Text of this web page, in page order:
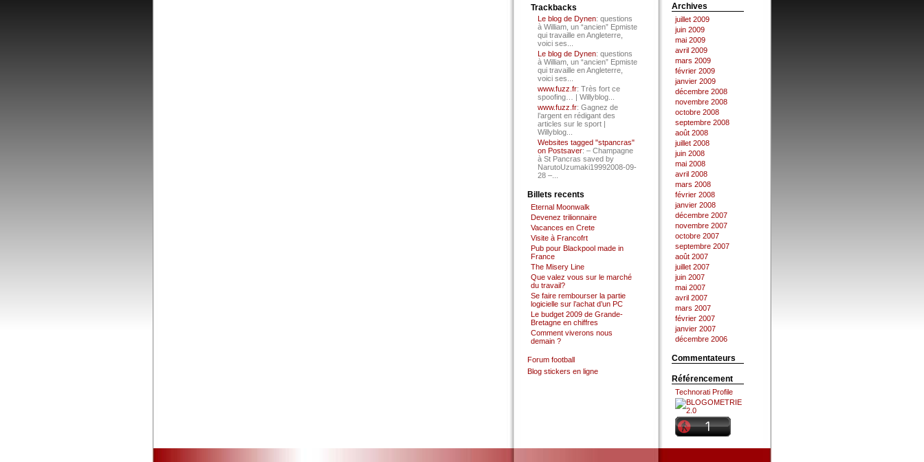
Trackbacks
Le blog de Dynen: questions
à William, un “ancien” Epmiste
qui travaille en Angleterre,
voici ses...
Le blog de Dynen: questions
à William, un “ancien” Epmiste
qui travaille en Angleterre,
voici ses...
www.fuzz.fr: Très fort ce
spoofing… | Willyblog...
www.fuzz.fr: Gagnez de
l’argent en rédigant des
articles sur le sport |
Willyblog...
Websites tagged "stpancras"
on Postsaver: – Champagne
à St Pancras saved by
NarutoUzumaki19992008-09-
28 –...
Billets recents
Eternal Moonwalk
Devenez trilionnaire
Vacances en Crete
Visite à Francofrt
Pub pour Blackpool made in
France
The Misery Line
Que valez vous sur le marché
du travail?
Se faire rembourser la partie
logicielle sur l’achat d’un PC
Le budget 2009 de Grande-
Bretagne en chiffres
Comment viverons nous
demain ?
Forum football
Blog stickers en ligne
Archives
juillet 2009
juin 2009
mai 2009
avril 2009
mars 2009
février 2009
janvier 2009
décembre 2008
novembre 2008
octobre 2008
septembre 2008
août 2008
juillet 2008
juin 2008
mai 2008
avril 2008
mars 2008
février 2008
janvier 2008
décembre 2007
novembre 2007
octobre 2007
septembre 2007
août 2007
juillet 2007
juin 2007
mai 2007
avril 2007
mars 2007
février 2007
janvier 2007
décembre 2006
Commentateurs
Référencement
Technorati Profile